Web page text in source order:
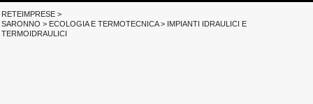
RETEIMPRESE >
SARONNO > ECOLOGIA E TERMOTECNICA> IMPIANTI IDRAULICI E
TERMOIDRAULICI